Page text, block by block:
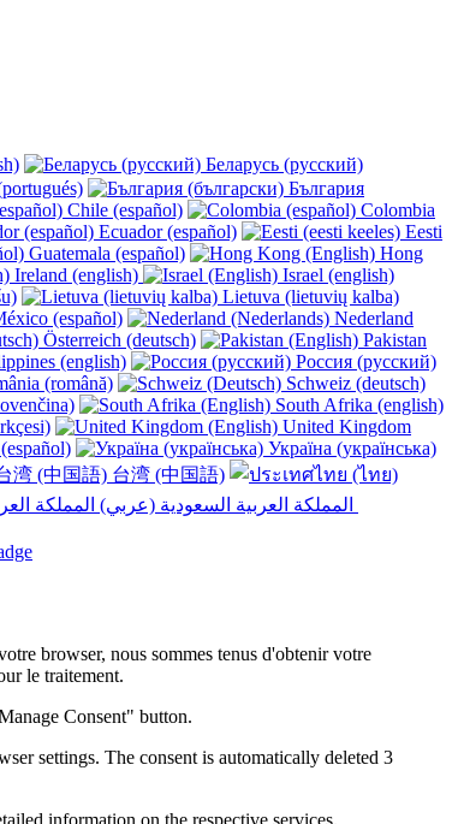
Беларусь (русский)
България
Chile (español)
Colombia
Ecuador (español)
Eesti
Guatemala (español)
Hong
Ireland (english)
Israel (english)
Lietuva (lietuvių kalba)
(español)
Nederland
Österreich (deutsch)
Pakistan
(english)
Россия (русский)
(română)
Schweiz (deutsch)
South Afrika (english)
United Kingdom
Україна (українська)
台湾 (中国語)
browser, nous sommes tenus d'obtenir votre
le traitement.
Consent" button.
settings. The consent is automatically deleted 3